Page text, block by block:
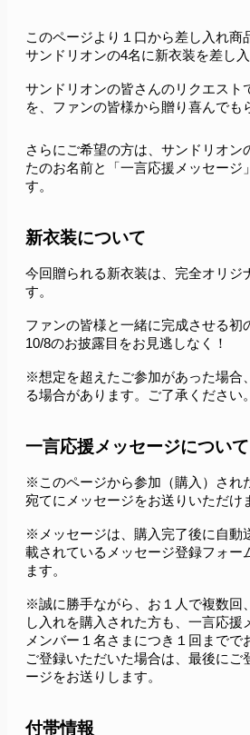
このページより１口から差し入れ商
サンドリオンの4名に新衣装を差し入
サンドリオンの皆さんのリクエスト
を、ファンの皆様から贈り喜んでも
さらにご希望の方は、サンドリオン
たのお名前と「一言応援メッセージ
す。
新衣装について
今回贈られる新衣装は、完全オリジ
す。
ファンの皆様と一緒に完成させる初
10/8のお披露目をお見逃しなく！
※想定を超えたご参加があった場合
る場合があります。ご了承ください。
一言応援メッセージについて
※このページから参加（購入）され
宛てにメッセージをお送りいただけ
※メッセージは、購入完了後に自動
載されているメッセージ登録フォー
ます。
※誠に勝手ながら、お１人で複数回
し入れを購入された方も、一言応援
メンバー１名さまにつき１回までで
ご登録いただいた場合は、最後にご
ージをお送りします。
付帯情報